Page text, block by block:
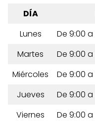
DÍA
Lunes
De 9:00 a
Martes
De 9:00 a
Miércoles
De 9:00 a
Jueves
De 9:00 a
Viernes
De 9:00 a